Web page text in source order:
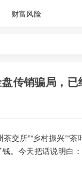
财富风险
传销骗局，
交所”“乡村振兴”“
。今天把话说明白